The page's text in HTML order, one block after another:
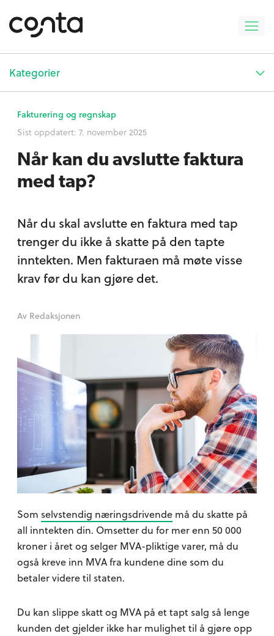
Kategorier
Fakturering og regnskap
Sist oppdatert:7. november 2025
Når kan du avslutte faktura
med tap?
Når du skal avslutte en faktura med tap
trenger du ikke å skatte på den tapte
inntekten. Men fakturaen må møte visse
krav før du kan gjøre det.
Av Redaksjonen
Som selvstendig næringsdrivende må du skatte på
all inntekten din. Omsetter du for mer enn 50 000
kroner i året og selger MVA-pliktige varer, må du
også kreve inn MVA fra kundene dine som du
betaler videre til staten.
Du kan slippe skatt og MVA på et tapt salg så lenge
kunden det gjelder ikke har mulighet til å gjøre opp